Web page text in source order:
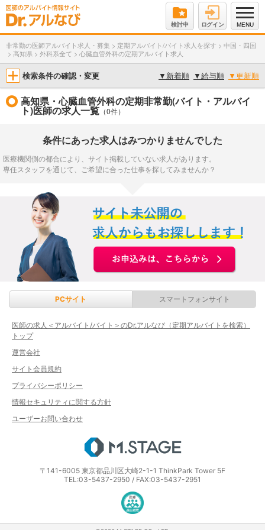
検討中 ログイン MENU
非常勤の医師アルバイト求人・募集 > 定期アルバイト/バイト求人を探す > 中国・四国
> 高知県 > 外科系全て > 心臓血管外科の定期アルバイト求人
検索条件の確認・変更 ▼ 新着順 ▼給与順 ▼更新順
高知県・心臓血管外科の定期非常勤(バイト・アルバイ
ト)医師の求人一覧 （0件）
条件にあった求人はみつかりませんでした
医療機関側の都合により、サイト掲載していない求人があります。
専任スタッフを通じて、ご希望に合った仕事を探してみませんか？
PCサイト スマートフォンサイト
医師の求人＜アルバイト/バイト＞のDr.アルなび（定期アルバイトを検索）
トップ
運営会社
サイト会員規約
プライバシーポリシー
情報セキュリティに関する方針
ユーザーお問い合わせ
〒141-6005 東京都品川区大崎2-1-1 ThinkPark Tower 5F
TEL:03-5437-2950 / FAX:03-5437-2951